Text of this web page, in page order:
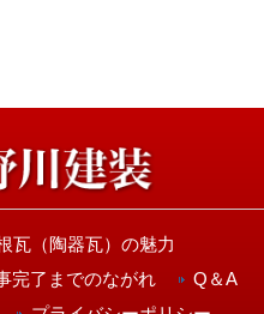
瓦（陶器瓦）の魅力
完了までのながれ
Q＆A